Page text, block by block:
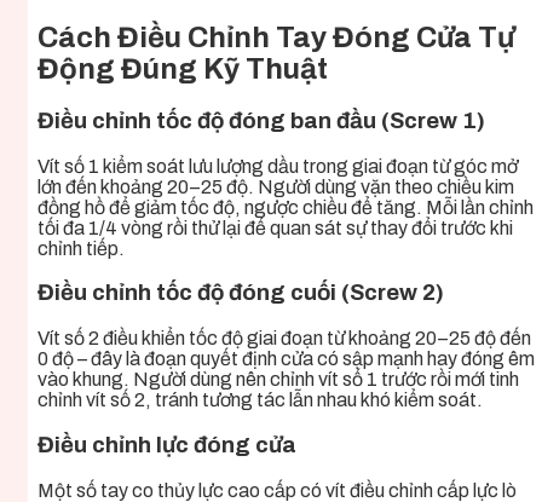
Cách Điều Chỉnh Tay Đóng Cửa Tự
Động Đúng Kỹ Thuật
Điều chỉnh tốc độ đóng ban đầu (Screw 1)
Vít số 1 kiểm soát lưu lượng dầu trong giai đoạn từ góc mở
lớn đến khoảng 20–25 độ. Người dùng vặn theo chiều kim
đồng hồ để giảm tốc độ, ngược chiều để tăng. Mỗi lần chỉnh
tối đa 1/4 vòng rồi thử lại để quan sát sự thay đổi trước khi
chỉnh tiếp.
Điều chỉnh tốc độ đóng cuối (Screw 2)
Vít số 2 điều khiển tốc độ giai đoạn từ khoảng 20–25 độ đến
0 độ – đây là đoạn quyết định cửa có sập mạnh hay đóng êm
vào khung. Người dùng nên chỉnh vít số 1 trước rồi mới tinh
chỉnh vít số 2, tránh tương tác lẫn nhau khó kiểm soát.
Điều chỉnh lực đóng cửa
Một số tay co thủy lực cao cấp có vít điều chỉnh cấp lực lò